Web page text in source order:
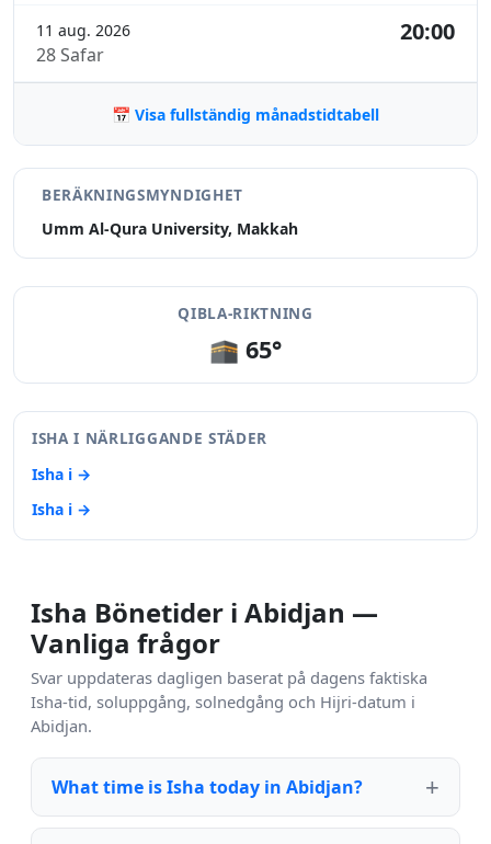
11 aug. 2026
28 Safar
20:00
📅 Visa fullständig månadstidtabell
BERÄKNINGSMYNDIGHET
Umm Al-Qura University, Makkah
QIBLA-RIKTNING
🕋 65°
ISHA I NÄRLIGGANDE STÄDER
Isha i →
Isha i →
Isha Bönetider i Abidjan —
Vanliga frågor
Svar uppdateras dagligen baserat på dagens faktiska
Isha-tid, soluppgång, solnedgång och Hijri-datum i
Abidjan.
What time is Isha today in Abidjan?